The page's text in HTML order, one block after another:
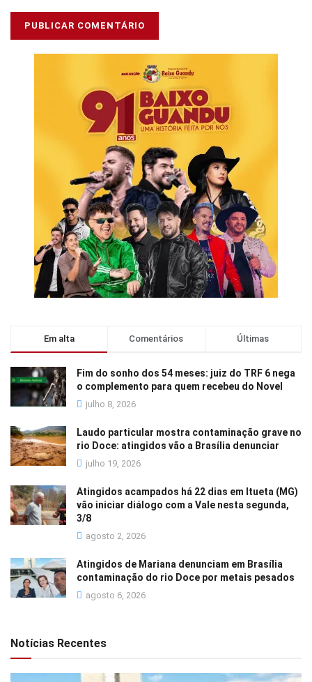
Em alta Comentários Últimas
Fim do sonho dos 54 meses: juiz do TRF 6 nega
o complemento para quem recebeu do Novel
julho 8, 2026
Laudo particular mostra contaminação grave no
rio Doce: atingidos vão a Brasília denunciar
julho 19, 2026
Atingidos acampados há 22 dias em Itueta (MG)
vão iniciar diálogo com a Vale nesta segunda,
3/8
agosto 2, 2026
Atingidos de Mariana denunciam em Brasília
contaminação do rio Doce por metais pesados
agosto 6, 2026
Notícias Recentes